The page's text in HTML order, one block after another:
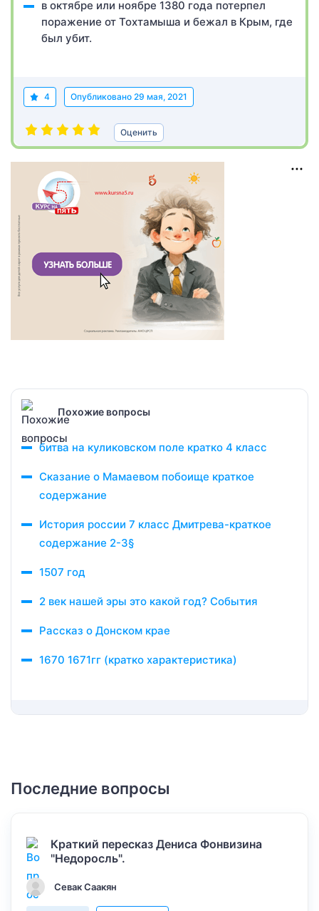
в октябре или ноябре 1380 года потерпел
поражение от Тохтамыша и бежал в Крым, где
был убит.
4 Опубликовано 29 мая, 2021
Оценить
Похожие вопросы
битва на куликовском поле кратко 4 класс
Сказание о Мамаевом побоище краткое
содержание
История россии 7 класс Дмитрева-краткое
содержание 2-3§
1507 год
2 век нашей эры это какой год? События
Рассказ о Донском крае
1670 1671гг (кратко характеристика)
Последние вопросы
Краткий пересказ Дениса Фонвизина
"Недоросль".
Севак Саакян